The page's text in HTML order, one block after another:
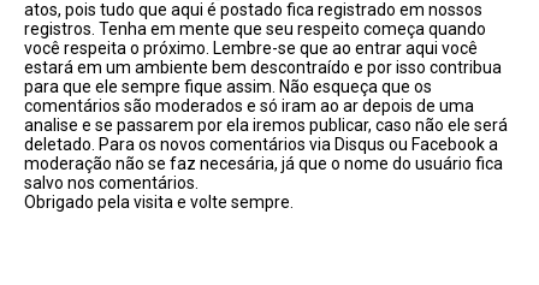
atos, pois tudo que aqui é postado fica registrado em nossos
registros. Tenha em mente que seu respeito começa quando
você respeita o próximo. Lembre-se que ao entrar aqui você
estará em um ambiente bem descontraído e por isso contribua
para que ele sempre fique assim. Não esqueça que os
comentários são moderados e só iram ao ar depois de uma
analise e se passarem por ela iremos publicar, caso não ele será
deletado. Para os novos comentários via Disqus ou Facebook a
moderação não se faz necesária, já que o nome do usuário fica
salvo nos comentários.
Obrigado pela visita e volte sempre.